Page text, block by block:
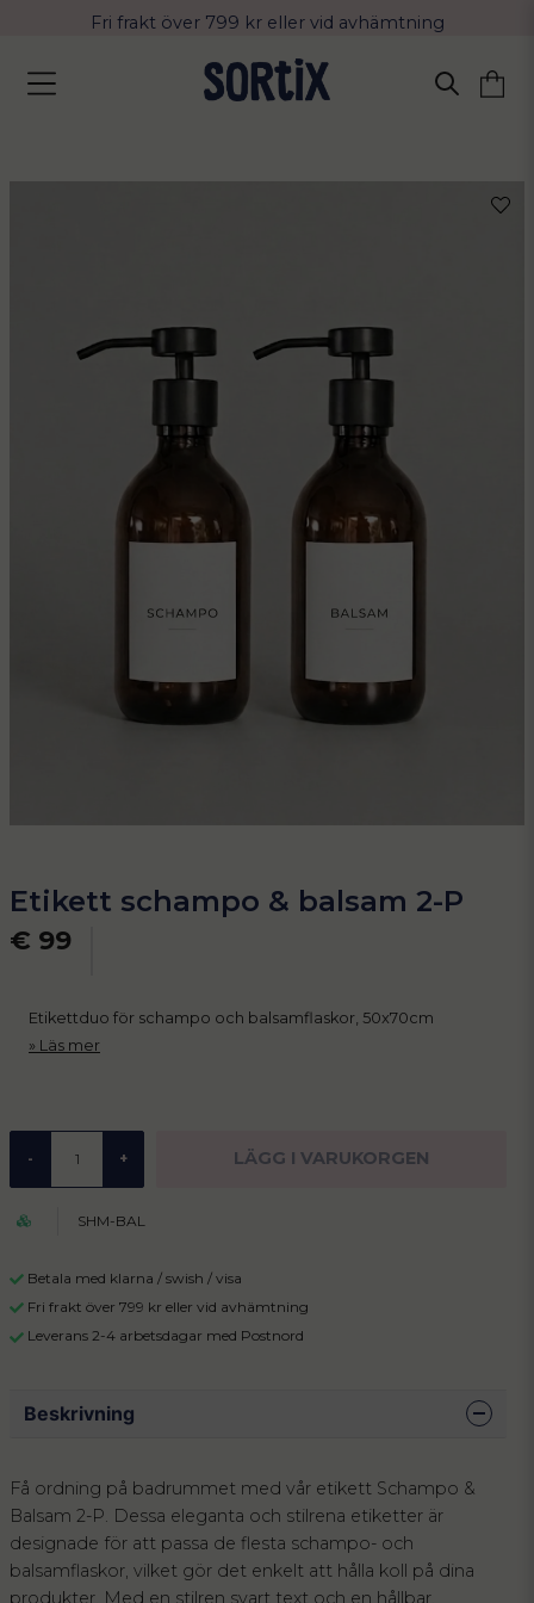
Fri frakt över 799 kr eller vid avhämtning
Leverans 2-4 arbetsdagar med Postnord
Etikett schampo & balsam 2-P
€ 99
Etikettduo för schampo och balsamflaskor, 50x70cm
Läs mer
- + LÄGG I VARUKORGEN
SHM-BAL
Betala med klarna / swish / visa
Fri frakt över 799 kr eller vid avhämtning
Leverans 2-4 arbetsdagar med Postnord
Beskrivning
Få ordning på badrummet med vår etikett Schampo &
Balsam 2-P. Dessa eleganta och stilrena etiketter är
designade för att passa de flesta schampo- och
balsamflaskor, vilket gör det enkelt att hålla koll på dina
produkter. Med en stilren svart text och en hållbar,